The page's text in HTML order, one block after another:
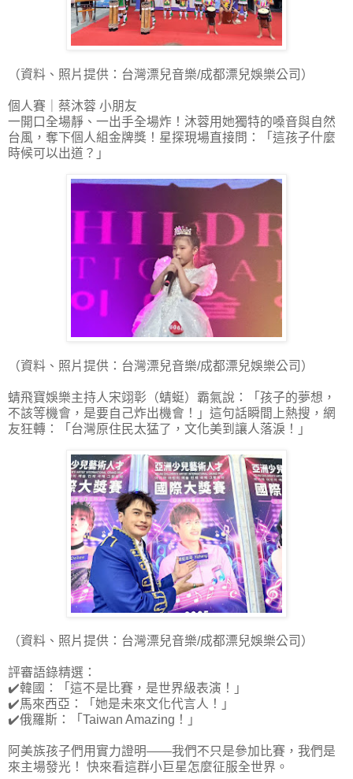
（資料、照片提供：台灣漂兒音樂/成都漂兒娛樂公司）
個人賽｜蔡沐蓉 小朋友
一開口全場靜、一出手全場炸！沐蓉用她獨特的嗓音與自然
台風，奪下個人組金牌獎！星探現場直接問：「這孩子什麼
時候可以出道？」
（資料、照片提供：台灣漂兒音樂/成都漂兒娛樂公司）
蜻飛寶娛樂主持人宋翊彰（蜻蜓）霸氣說：「孩子的夢想，
不該等機會，是要自己炸出機會！」這句話瞬間上熱搜，網
友狂轉：「台灣原住民太猛了，文化美到讓人落淚！」
（資料、照片提供：台灣漂兒音樂/成都漂兒娛樂公司）
評審語錄精選：
✔️韓國：「這不是比賽，是世界級表演！」
✔️馬來西亞：「她是未來文化代言人！」
✔️俄羅斯：「Taiwan Amazing！」
阿美族孩子們用實力證明——我們不只是參加比賽，我們是
來主場發光！ 快來看這群小巨星怎麼征服全世界。